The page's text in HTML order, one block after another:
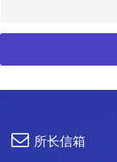
所长信箱